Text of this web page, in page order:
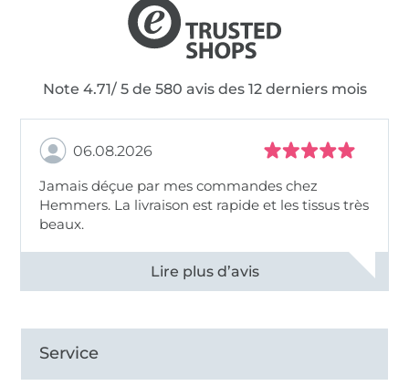
Note 4.71/ 5 de 580 avis des 12 derniers mois
06.08.2026
Jamais déçue par mes commandes chez
Hemmers. La livraison est rapide et les tissus très
beaux.
Voir tous les 11496 commentaires
Service